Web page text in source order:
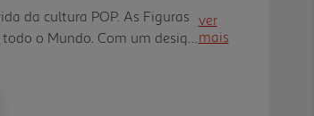
da cultura POP. As Figuras
o Mundo. Com um design
qualquer canto; com alta
ver
mais